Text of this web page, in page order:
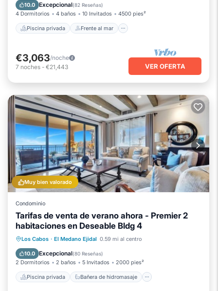
10.0 Excepcional(82 Reseñas)
4 Dormitorios 4 baños 10 Invitados 4500 pies²
Piscina privada Frente al mar
Bañera de hidromasaje
€3,063/noche
7 noches - €21,443 VER OFERTA
Muy bien valorado
Condominio
Tarifas de venta de verano ahora - Premier 2
habitaciones en Deseable Bldg 4
Los Cabos · El Medano Ejidal 0.59 mi al centro
10.0 Excepcional(80 Reseñas)
2 Dormitorios 2 baños 5 Invitados 2000 pies²
Piscina privada Bañera de hidromasaje
Piscina privada
Bañera de hidromasaje
Spa
Piscina